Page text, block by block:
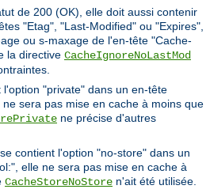
de 200 (OK), elle doit aussi contenir
"Etag", "Last-Modified" ou "Expires",
ou s-maxage de l'en-tête "Cache-
la directive CacheIgnoreNoLastMod
"private" dans un en-tête
sera pas mise en cache à moins que
ne précise d'autres
contient l'option "no-store" dans un
elle ne sera pas mise en cache à
CacheStoreNoStore n'ait été utilisée.